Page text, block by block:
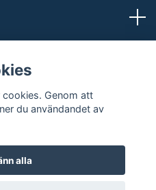
cookies. Genom att
du användandet av
alla